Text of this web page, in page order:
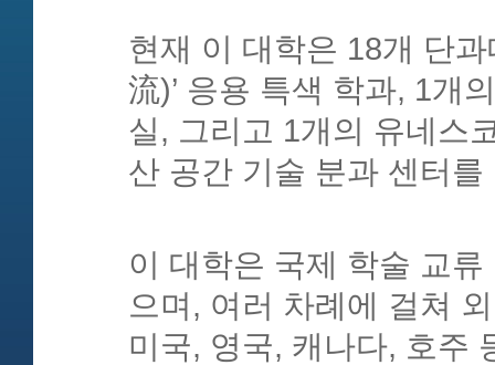
현재 이 대학은 18개 단
流)’ 응용 특색 학과, 1개
실, 그리고 1개의 유네스
산 공간 기술 분과 센터
이 대학은 국제 학술 교
으며, 여러 차례에 걸쳐
미국, 영국, 캐나다, 호주